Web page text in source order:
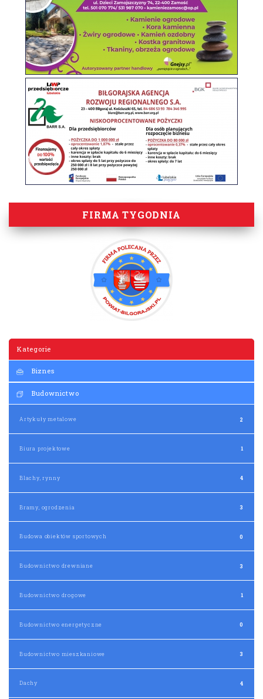
FIRMA TYGODNIA
Kategorie
Biznes
Budownictwo
Artykuły metalowe 2
Biura projektowe 1
Blachy, rynny 4
Bramy, ogrodzenia 3
Budowa obiektów sportowych 0
Budownictwo drewniane 3
Budownictwo drogowe 1
Budownictwo energetyczne 0
Budownictwo mieszkaniowe 3
Dachy 4